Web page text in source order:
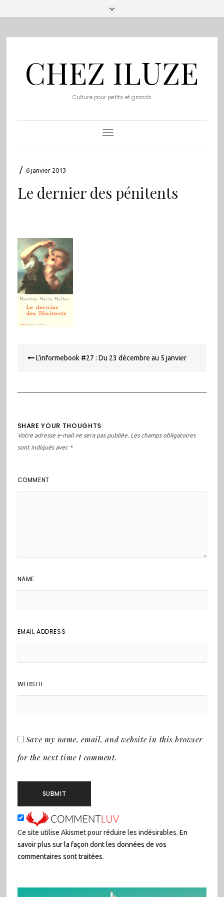
CHEZ ILUZE
Culture pour petits et grands
Toggle
Navigation
/ 6 janvier 2013
Le dernier des pénitents
de L’informebook #27 : Du 23 décembre au 5 janvier
SHARE YOUR THOUGHTS
Votre adresse e-mail ne sera pas publiée. Les champs obligatoires
sont indiqués avec *
COMMENT
NAME
EMAIL ADDRESS
WEBSITE
Save my name, email, and website in this browser
for the next time I comment.
Ce site utilise Akismet pour réduire les indésirables. En
savoir plus sur la façon dont les données de vos
commentaires sont traitées.